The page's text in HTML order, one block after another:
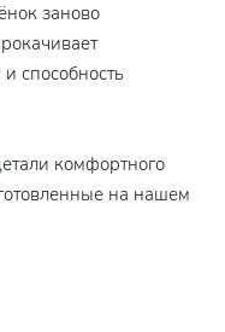
заново
способность
комфортного
на нашем
элемент для